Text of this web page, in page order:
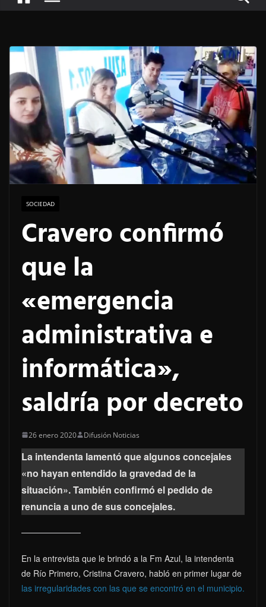
SOCIEDAD
Cravero confirmó
que la
«emergencia
administrativa e
informática»,
saldría por decreto
26 enero 2020 Difusión Noticias
La intendenta lamentó que algunos concejales
«no hayan entendido la gravedad de la
situación». También confirmó el pedido de
renuncia a uno de sus concejales.
En la entrevista que le brindó a la Fm Azul, la intendenta
de Río Primero, Cristina Cravero, habló en primer lugar de
las irregularidades con las que se encontró en el municipio.